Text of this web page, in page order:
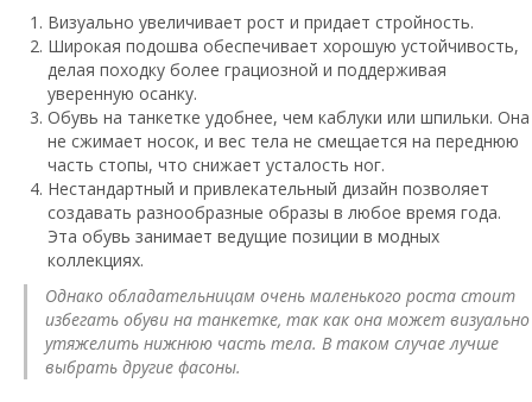
Визуально увеличивает рост и придает стройность.
Широкая подошва обеспечивает хорошую устойчивость,
делая походку более грациозной и поддерживая
уверенную осанку.
Обувь на танкетке удобнее, чем каблуки или шпильки. Она
не сжимает носок, и вес тела не смещается на переднюю
часть стопы, что снижает усталость ног.
Нестандартный и привлекательный дизайн позволяет
создавать разнообразные образы в любое время года.
Эта обувь занимает ведущие позиции в модных
коллекциях.
Однако обладательницам очень маленького роста стоит
избегать обуви на танкетке, так как она может визуально
утяжелить нижнюю часть тела. В таком случае лучше
выбрать другие фасоны.